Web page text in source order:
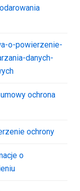
o-powierzenie-
danych-
ochrona
ochrony
o